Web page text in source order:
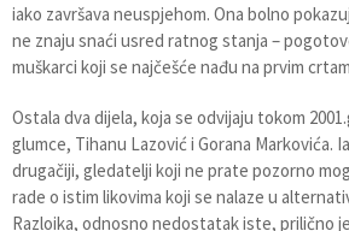
iako završava neuspjehom. Ona bolno
ne znaju snaći usred ratnog stanja –
muškarci koji se najčešće nađu na prvim
Ostala dva dijela, koja se odvijaju tokom
glumce, Tihanu Lazović i Gorana Markovića.
drugačiji, gledatelji koji ne prate pozorno
rade o istim likovima koji se nalaze u
Razloika, odnosno nedostatak iste, prilično